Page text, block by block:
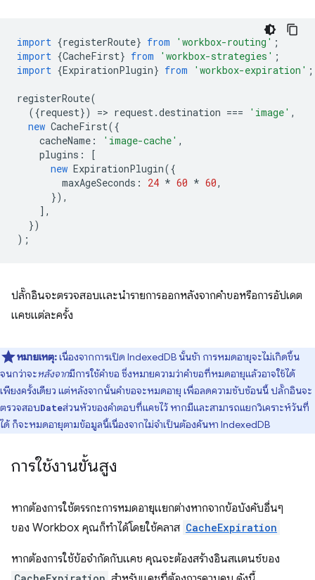
import {registerRoute} from 'workbox-routing' ;
import {CacheFirst} from 'workbox-strategies' ;
import {ExpirationPlugin} from 'workbox-expiration' ;
registerRoute(
({request}) => request.destination === 'image' ,
new CacheFirst({
cacheName : 'image-cache' ,
plugins :
[
new ExpirationPlugin({
maxAgeSeconds : 24 * 60 * 60,
}),
],
})
);
ปลั๊กอินจะตรวจสอบและนำรายการออกหลังจากคำขอหรือการอัปเดต
แคชแต่ละครั้ง
หมายเหตุ:เนื่องจากการเปิด IndexedDB นั้นช้า การหมดอายุจะไม่เกิดขึ้น
จนกว่าจะหลังจากมีการใช้คำขอ ซึ่งหมายความว่าคำขอที่หมดอายุแล้วอาจใช้ได้
เพียงครั้งเดียว แต่หลังจากนั้นคำขอจะหมดอายุ เพื่อลดความซับซ้อนนี้ ปลั๊กอินจะ
ตรวจสอบDateส่วนหัวของคำตอบที่แคชไว้ หากมีและสามารถแยกวิเคราะห์วันที่
ได้ ก็จะหมดอายุตามข้อมูลนี้เนื่องจากไม่จําเป็นต้องค้นหา IndexedDB
การใช้งานขั้นสูง
หากต้องการใช้ตรรกะการหมดอายุแยกต่างหากจากข้อบังคับอื่นๆ
ของ Workbox คุณก็ทําได้โดยใช้คลาส CacheExpiration
หากต้องการใช้ข้อจํากัดกับแคช คุณจะต้องสร้างอินสแตนซ์ของ